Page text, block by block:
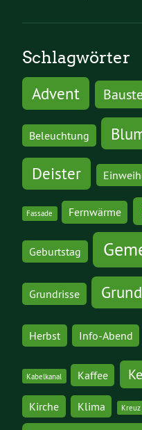
Schlagwörter
Advent
Beleuchtung
Deister
Fassade Fernwärme
Geburtstag
Grundrisse
Herbst Info-Abend
Kabelkanal Kaffee
Kirche Klima Kreuz